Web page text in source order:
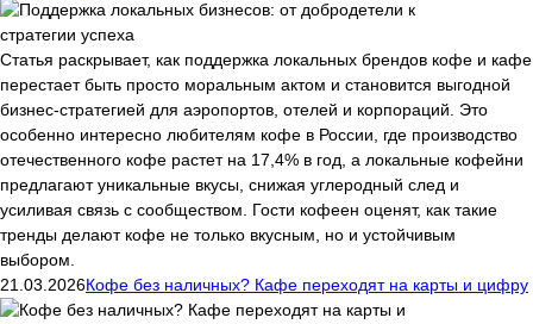
Статья раскрывает, как поддержка локальных брендов кофе и кафе
перестает быть просто моральным актом и становится выгодной
бизнес-стратегией для аэропортов, отелей и корпораций. Это
особенно интересно любителям кофе в России, где производство
отечественного кофе растет на 17,4% в год, а локальные кофейни
предлагают уникальные вкусы, снижая углеродный след и
усиливая связь с сообществом. Гости кофеен оценят, как такие
тренды делают кофе не только вкусным, но и устойчивым
выбором.
21.03.2026Кофе без наличных? Кафе переходят на карты и цифру